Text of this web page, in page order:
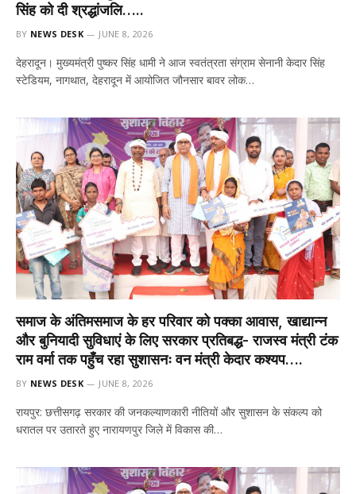
सिंह को दी श्रद्धांजलि…..
BY NEWS DESK JUNE 8, 2026
देहरादून। मुख्यमंत्री पुष्कर सिंह धामी ने आज स्वतंत्रता संग्राम सेनानी केदार सिंह
स्टेडियम, नागथात, देहरादून में आयोजित जौनसार बावर लोक…
समाज के अंतिमसमाज के हर परिवार को पक्का आवास, खाद्यान्न
और बुनियादी सुविधाएं के लिए सरकार प्रतिबद्ध- राजस्व मंत्री टंक
राम वर्मा तक पहुँच रहा सुशासनः वन मंत्री केदार कश्यप….
BY NEWS DESK JUNE 8, 2026
रायपुर: छत्तीसगढ़ सरकार की जनकल्याणकारी नीतियों और सुशासन के संकल्प को
धरातल पर उतारते हुए नारायणपुर जिले में विकास की…